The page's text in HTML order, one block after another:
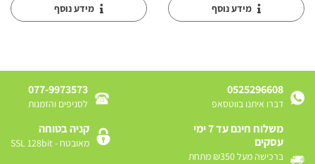
מידע נוסף מידע נוסף
0525296608
דברו איתנו בווטסאפ
077-9973573
לסניפים והזמנות
משלוח חינם עד 7 ימי
עסקים
ברכישה מעל ₪350 מתחת
קניה בטוחה
מאובטח - SSL 128bit